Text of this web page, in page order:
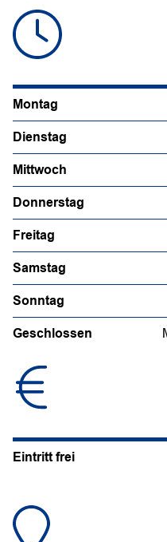
Montag
Dienstag
Mittwoch
Donnerstag
Freitag
Samstag
Sonntag
Geschlossen
Eintritt frei